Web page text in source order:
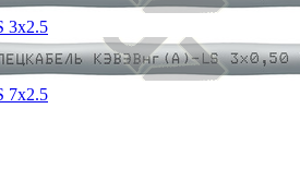
3х2.5
7х2.5